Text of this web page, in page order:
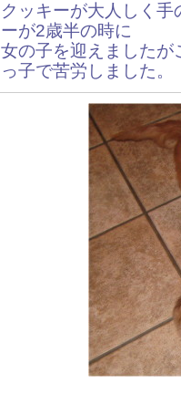
クッキーが大人しく
ーが2歳半の時に
女の子を迎えましたが
っ子で苦労しました。